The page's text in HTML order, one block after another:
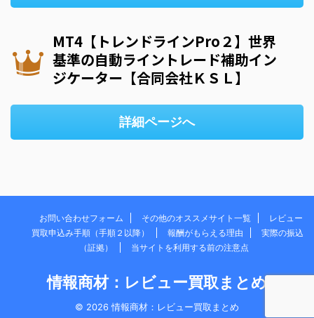
MT4【トレンドラインPro２】世界
基準の自動ライントレード補助イン
ジケーター【合同会社ＫＳＬ】
詳細ページへ
お問い合わせフォーム その他のオススメサイト一覧
レビュー
買取申込み手順（手順２以降）
報酬がもらえる理由
実際の振込
（証拠）
当サイトを利用する前の注意点
情報商材：レビュー買取まとめ
© 2026 情報商材：レビュー買取まとめ